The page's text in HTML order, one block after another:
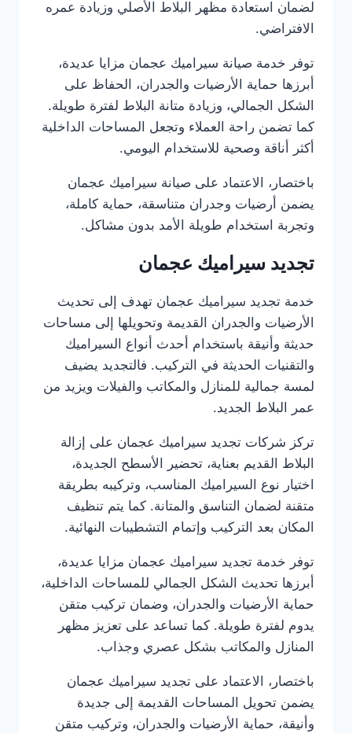
لضمان استعادة مظهر البلاط الأصلي وزيادة عمره
الافتراضي.
توفر خدمة صيانة سيراميك عجمان مزايا عديدة،
أبرزها حماية الأرضيات والجدران، الحفاظ على
الشكل الجمالي، وزيادة متانة البلاط لفترة طويلة.
كما تضمن راحة العملاء وتجعل المساحات الداخلية
أكثر أناقة وصحية للاستخدام اليومي.
باختصار، الاعتماد على صيانة سيراميك عجمان
يضمن أرضيات وجدران متناسقة، حماية كاملة،
وتجربة استخدام طويلة الأمد بدون مشاكل.
تجديد سيراميك عجمان
خدمة تجديد سيراميك عجمان تهدف إلى تحديث
الأرضيات والجدران القديمة وتحويلها إلى مساحات
حديثة وأنيقة باستخدام أحدث أنواع السيراميك
والتقنيات الحديثة في التركيب. فالتجديد يضيف
لمسة جمالية للمنازل والمكاتب والفيلات ويزيد من
عمر البلاط الجديد.
تركز شركات تجديد سيراميك عجمان على إزالة
البلاط القديم بعناية، تحضير الأسطح الجديدة،
اختيار نوع السيراميك المناسب، وتركيبه بطريقة
متقنة لضمان التناسق والمتانة. كما يتم تنظيف
المكان بعد التركيب وإتمام التشطيبات النهائية.
توفر خدمة تجديد سيراميك عجمان مزايا عديدة،
أبرزها تحديث الشكل الجمالي للمساحات الداخلية،
حماية الأرضيات والجدران، وضمان تركيب متقن
يدوم لفترة طويلة. كما تساعد على تعزيز مظهر
المنازل والمكاتب بشكل عصري وجذاب.
باختصار، الاعتماد على تجديد سيراميك عجمان
يضمن تحويل المساحات القديمة إلى جديدة
وأنيقة، حماية الأرضيات والجدران، وتركيب متقن